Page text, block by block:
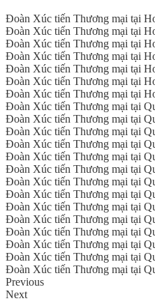
Đoàn Xúc tiến Thương mại tại
Đoàn Xúc tiến Thương mại tại
Đoàn Xúc tiến Thương mại tại
Đoàn Xúc tiến Thương mại tại
Đoàn Xúc tiến Thương mại tại
Đoàn Xúc tiến Thương mại tại
Đoàn Xúc tiến Thương mại tại
Đoàn Xúc tiến Thương mại tại
Đoàn Xúc tiến Thương mại tại
Đoàn Xúc tiến Thương mại tại
Đoàn Xúc tiến Thương mại tại
Đoàn Xúc tiến Thương mại tại
Đoàn Xúc tiến Thương mại tại
Đoàn Xúc tiến Thương mại tại
Đoàn Xúc tiến Thương mại tại
Đoàn Xúc tiến Thương mại tại
Đoàn Xúc tiến Thương mại tại
Đoàn Xúc tiến Thương mại tại
Đoàn Xúc tiến Thương mại tại
Đoàn Xúc tiến Thương mại tại
Đoàn Xúc tiến Thương mại tại
Previous
Next